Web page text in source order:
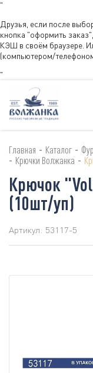
"
Друзья, если после
кнопка "оформить
КЭШ в своём браузере.
(компьютером/
"
Главная - Каталог -
- Крючки Волжанка -
Крючок
(10шт/уп)
Артикул: 53117-5